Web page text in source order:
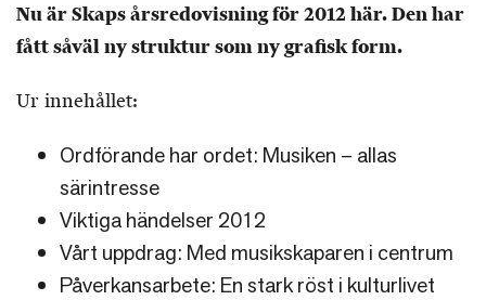
Nu är Skaps årsredovisning för 2012 här. Den har
fått såväl ny struktur som ny grafisk form.
Ur innehållet:
Ordförande har ordet: Musiken – allas
särintresse
Viktiga händelser 2012
Vårt uppdrag: Med musikskaparen i centrum
Påverkansarbete: En stark röst i kulturlivet